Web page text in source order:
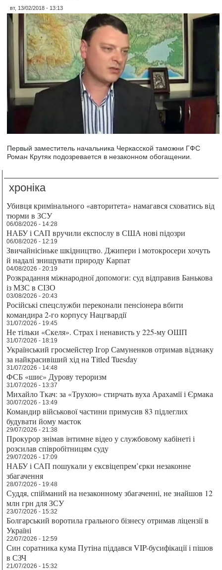
вт, 13/02/2018 - 13:13
Первый заместитель начальника Черкасской таможни ГФС
Роман Крутяк подозревается в незаконном обогащении.
хроніка
Убивця кримінального «авторитета» намагався сховатись від
тюрми в ЗСУ
06/08/2026 - 14:28
НАБУ і САП вручили експослу в США нові підозри
06/08/2026 - 12:19
Звичайнісіньке шкідництво. Джипери і мотокросери хочуть
й надалі знищувати природу Карпат
04/08/2026 - 20:19
Розкрадання міжнародної допомоги: суд відправив Банькова
із МЗС в СІЗО
03/08/2026 - 20:43
Російські спецслужби переконали пенсіонера вбити
командира 2-го корпусу Нацгвардії
31/07/2026 - 19:45
Не тільки «Скеля». Страх і ненависть у 225-му ОШП
31/07/2026 - 18:19
Український гросмейстер Ігор Самуненков отримав відзнаку
за найкрасивіший хід на Titled Tuesday
31/07/2026 - 14:48
ФСБ «шиє» Дурову тероризм
31/07/2026 - 13:37
Михайло Ткач: за «Трухою» стирчать вуха Арахамії і Єрмака
30/07/2026 - 13:49
Командир військової частини примусив 83 підлеглих
будувати йому маєток
29/07/2026 - 21:38
Прокурор знімав інтимне відео у службовому кабінеті і
розсилав співробітницям суду
29/07/2026 - 17:09
НАБУ і САП пошукали у ексвіцепрем’єрки незаконне
збагачення
28/07/2026 - 19:48
Суддя, спійманий на незаконному збагаченні, не знайшов 12
млн грн для ЗСУ
23/07/2026 - 15:32
Болгарський воротила грального бізнесу отримав ліцензії в
Україні
22/07/2026 - 12:59
Син соратника кума Путіна піддався VIP-бусифікації і пішов
в СЗЧ
21/07/2026 - 15:32